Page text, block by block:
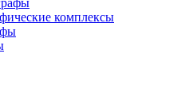
комплексы